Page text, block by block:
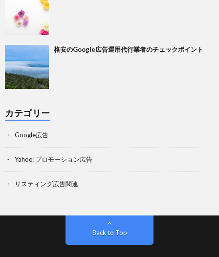
格安のGoogle広告運用代行業者のチェックポイント
カテゴリー
Google広告
Yahoo!プロモーション広告
リスティング広告関連
Back to Top